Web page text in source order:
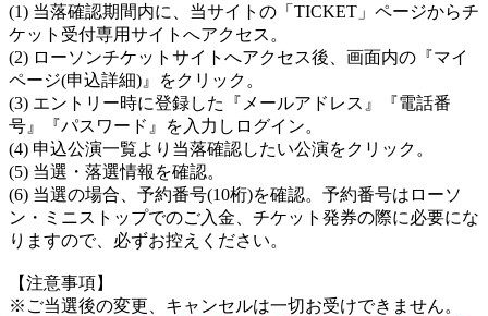
(1) 当落確認期間内に、当サイトの「TICKET」ページからチ
ケット受付専用サイトへアクセス。
(2) ローソンチケットサイトへアクセス後、画面内の『マイ
ページ(申込詳細)』をクリック。
(3) エントリー時に登録した『メールアドレス』『電話番
号』『パスワード』を入力しログイン。
(4) 申込公演一覧より当落確認したい公演をクリック。
(5) 当選・落選情報を確認。
(6) 当選の場合、予約番号(10桁)を確認。予約番号はローソ
ン・ミニストップでのご入金、チケット発券の際に必要にな
りますので、必ずお控えください。
【注意事項】
※ご当選後の変更、キャンセルは一切お受けできません。